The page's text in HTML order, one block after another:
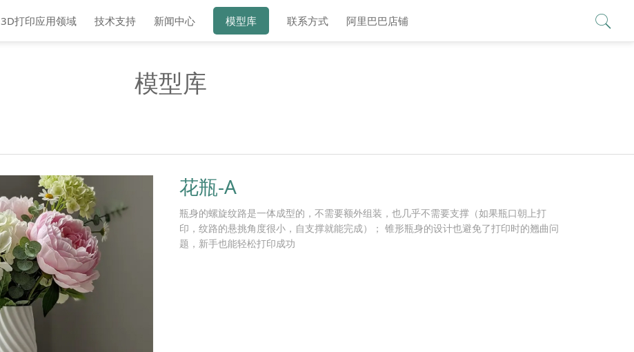
3D打印应用领域 技术支持 新闻中心 模型库 联系方式 阿里巴巴店铺
模型库
花瓶-A
瓶身的螺旋纹路是一体成型的，不需要额外组装，也几乎不需要支撑（如果瓶口朝上打
印，纹路的悬挑角度很小，自支撑就能完成）； 锥形瓶身的设计也避免了打印时的翘曲问
题，新手也能轻松打印成功